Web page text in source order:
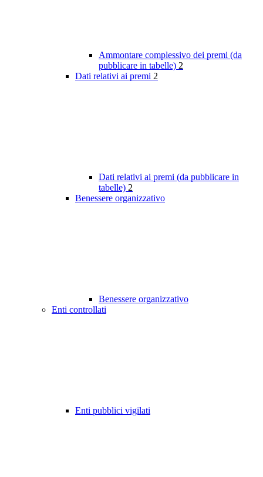
Ammontare complessivo dei premi (da
pubblicare in tabelle) 2
Dati relativi ai premi 2
Dati relativi ai premi (da pubblicare in
tabelle) 2
Benessere organizzativo
Benessere organizzativo
Enti controllati
Enti pubblici vigilati